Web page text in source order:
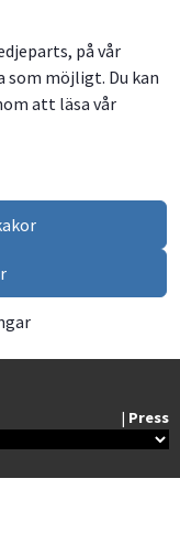
på vår
som möjligt. Du kan
att läsa vår
| Press